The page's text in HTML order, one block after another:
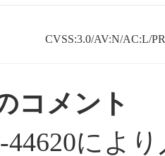
CVSS:3.0/AV:N/AC:L/
コメント
44620によ